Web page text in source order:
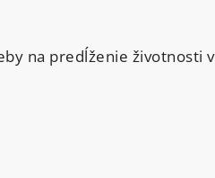
na predĺženie životnosti